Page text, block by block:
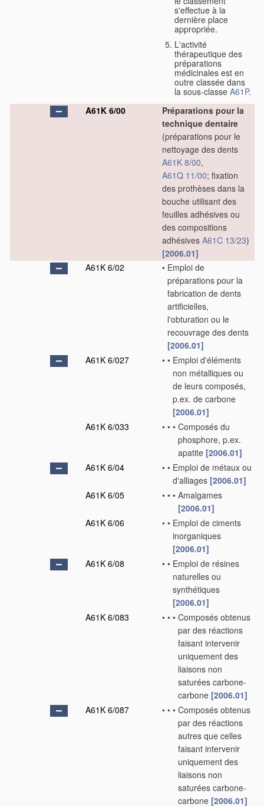
s'effectue à la
dernière place
appropriée.
L'activité
thérapeutique des
préparations
médicinales est en
outre classée dans
la sous-classe A61P.
A61K 6/00
Préparations pour la
technique dentaire
(préparations pour le
nettoyage des dents
A61K 8/00,
A61Q 11/00; fixation
des prothèses dans la
bouche utilisant des
feuilles adhésives ou
des compositions
adhésives A61C 13/23)
[2006.01]
A61K 6/02
• Emploi de
préparations pour la
fabrication de dents
artificielles,
l'obturation ou le
recouvrage des dents
[2006.01]
A61K 6/027
• • Emploi d'éléments
non métalliques ou
de leurs composés,
p.ex. de carbone
[2006.01]
A61K 6/033
• • • Composés du
phosphore, p.ex.
apatite [2006.01]
A61K 6/04
• • Emploi de métaux ou
d'alliages [2006.01]
A61K 6/05
• • • Amalgames
[2006.01]
A61K 6/06
• • Emploi de ciments
inorganiques
[2006.01]
A61K 6/08
• • Emploi de résines
naturelles ou
synthétiques
[2006.01]
A61K 6/083
• • • Composés obtenus
par des réactions
faisant intervenir
uniquement des
liaisons non
saturées carbone-
carbone [2006.01]
A61K 6/087
• • • Composés obtenus
par des réactions
autres que celles
faisant intervenir
uniquement des
liaisons non
saturées carbone-
carbone [2006.01]